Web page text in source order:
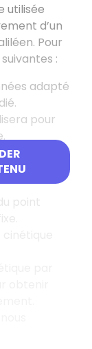
utilisée
d’un
Pour
:
adapté
pour
par
point